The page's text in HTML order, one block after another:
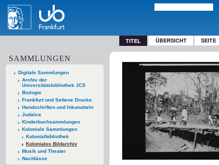
TITEL ÜBERSICHT SEITE
SAMMLUNGEN
Digitale Sammlungen
Archiv der
Universitätsbibliothek JCS
Biologie
Frankfurt und Seltene Drucke
Handschriften und Inkunabeln
Judaica
Kinderbuchsammlungen
Koloniale Sammlungen
Kolonialbibliothek
Koloniales Bildarchiv
Musik und Theater
Nachlässe